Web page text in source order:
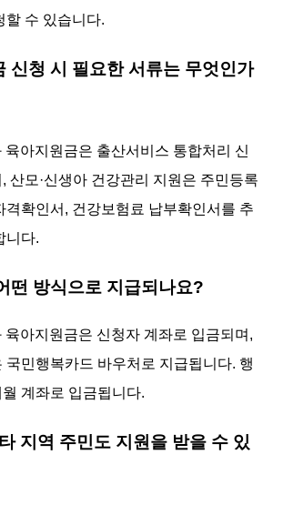
할 수 있습니다.
신청 시 필요한 서류는 무엇인가
육아지원금은 출산서비스 통합처리 신
산모·신생아 건강관리 지원은 주민등록
격확인서, 건강보험료 납부확인서를 추
니다.
떤 방식으로 지급되나요?
육아지원금은 신청자 계좌로 입금되며,
국민행복카드 바우처로 지급됩니다. 행
계좌로 입금됩니다.
지역 주민도 지원을 받을 수 있